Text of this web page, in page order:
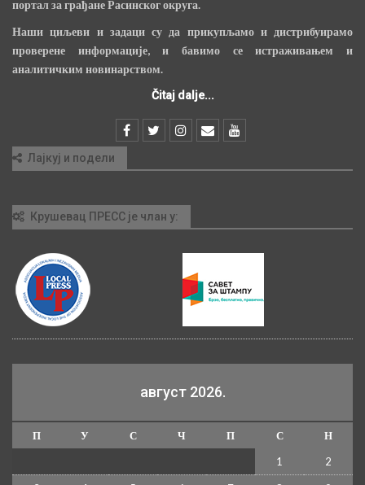
портал за грађане Расинског округа.
Наши циљеви и задаци су да прикупљамо и дистрибуирамо
проверене информације, и бавимо се истраживањем и
аналитичким новинарством.
Čitaj dalje...
Лајкуј и подели
Крушевац ПРЕСС је члан у:
август 2026.
П У С Ч П С
Н
1
2